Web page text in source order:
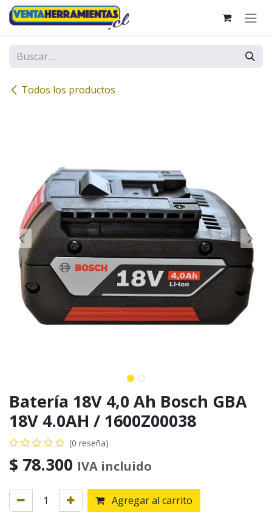
Ir al contenido
Todos los productos
Batería 18V 4,0 Ah Bosch GBA
18V 4.0AH / 1600Z00038
(0 reseña)
$ 78.300 IVA incluido
Agregar al carrito